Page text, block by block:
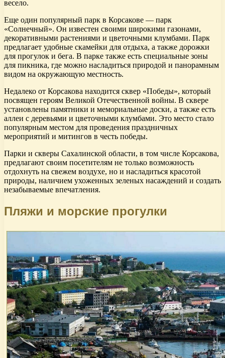
весело.
Еще один популярный парк в Корсакове — парк
«Солнечный». Он известен своими широкими газонами,
декоративными растениями и цветочными клумбами. Парк
предлагает удобные скамейки для отдыха, а также дорожки
для прогулок и бега. В парке также есть специальные зоны
для пикника, где можно насладиться природой и панорамным
видом на окружающую местность.
Недалеко от Корсакова находится сквер «Победы», который
посвящен героям Великой Отечественной войны. В сквере
установлены памятники и мемориальные доски, а также есть
аллеи с деревьями и цветочными клумбами. Это место стало
популярным местом для проведения праздничных
мероприятий и митингов в честь победы.
Парки и скверы Сахалинской области, в том числе Корсакова,
предлагают своим посетителям не только возможность
отдохнуть на свежем воздухе, но и насладиться красотой
природы, наличием ухоженных зеленых насаждений и создать
незабываемые впечатления.
Пляжи и морские прогулки